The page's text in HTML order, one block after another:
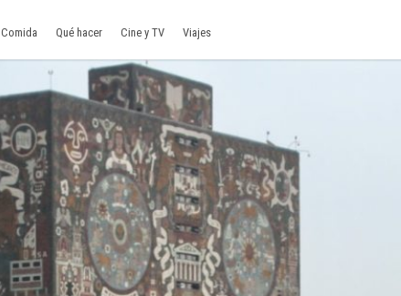
Comida Qué hacer Cine y TV Viajes